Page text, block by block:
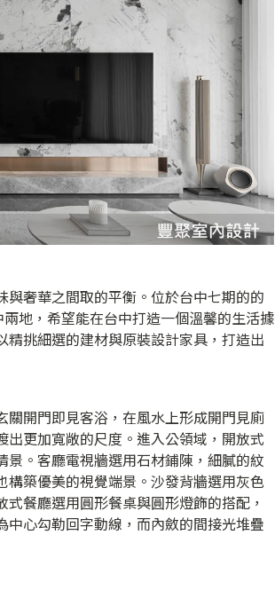
奢華之間取的平衡。位於台中七期的的
地，希望能在台中打造一個溫馨的生活據
挑細選的建材與原裝設計家具，打造出
開門即見客浴，在風水上形成開門見廁
更加寬敞的尺度。進入公領域，開放式
。客廳電視牆選用石材鋪陳，細膩的紋
築優美的視覺端景。沙發背牆選用灰色
餐廳選用圓形餐桌與圓形燈飾的搭配，
心勾勒回字動線，而內斂的間接光堆疊